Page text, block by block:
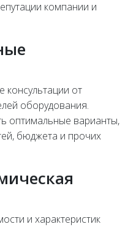
компании и
консультации от
оборудования.
оптимальные варианты,
бюджета и прочих
и характеристик